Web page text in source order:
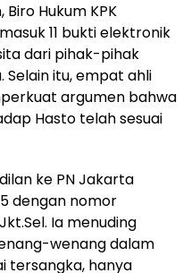
Hukum KPK
11 bukti elektronik
dari pihak-pihak
itu, empat ahli
argumen bahwa
Hasto telah sesuai
ke PN Jakarta
dengan nomor
Ia menuding
wenang dalam
tersangka, hanya